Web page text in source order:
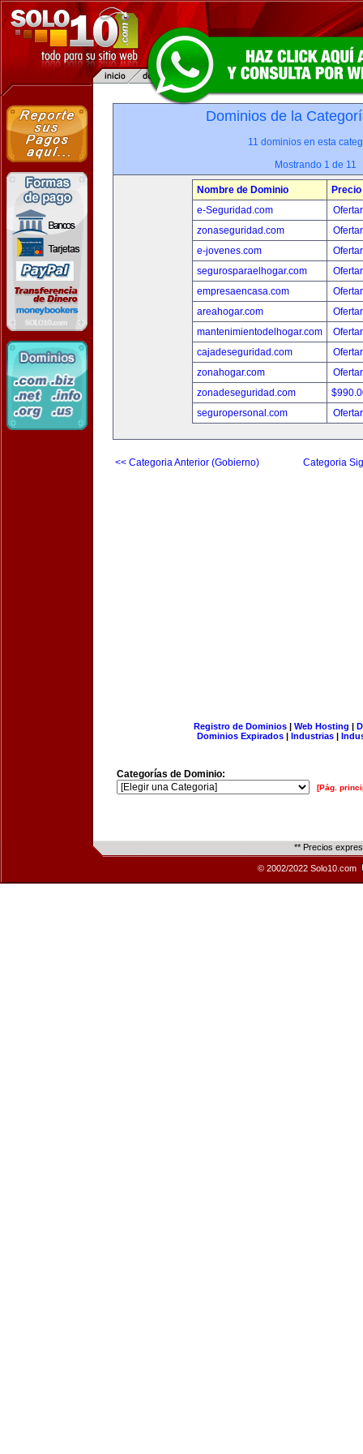
Dominios de la
11 dominios en esta
Mostrando 1 de 11
Nombre de Dominio
Precio
e-Seguridad.com
zonaseguridad.com
e-jovenes.com
segurosparaelhogar.com
empresaencasa.com
areahogar.com
mantenimientodelhogar.com
cajadeseguridad.com
zonahogar.com
zonadeseguridad.com
seguropersonal.com
<< Categoria Anterior (Gobierno) Categoria
Registro de Dominios| Web Hosting |
Dominios Expirados | Industrias |
Categorías de Dominio:
[Pág.
** Precios
© 2002/2022 Solo10.com